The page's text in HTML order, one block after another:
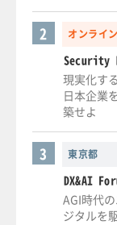
オンライン
2
Security
現実化す
日本企業
築せよ
東京都
3
DX&AI
AGI時代
ジタルを